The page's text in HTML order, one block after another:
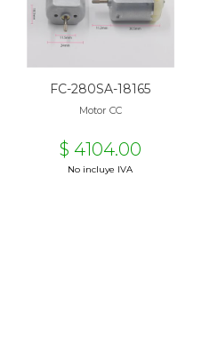
FC-280SA-18165
Motor CC
$ 4104.00
No incluye IVA